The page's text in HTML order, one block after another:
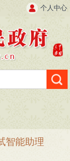
个人中心
智能助理